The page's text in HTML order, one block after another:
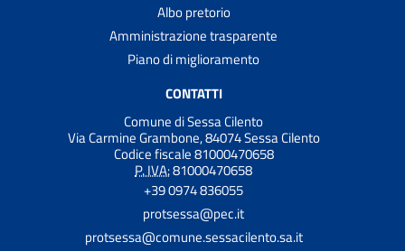
Albo pretorio
Amministrazione trasparente
Piano di miglioramento
CONTATTI
Comune di Sessa Cilento
Via Carmine Grambone, 84074 Sessa Cilento
Codice fiscale 81000470658
P. IVA:81000470658
+39 0974 836055
protsessa@pec.it
protsessa@comune.sessacilento.sa.it